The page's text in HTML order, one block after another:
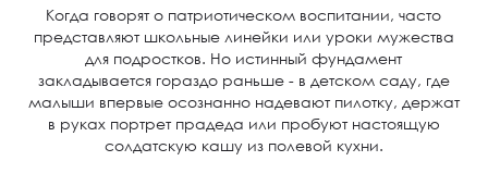
Когда говорят о патриотическом воспитании, часто
представляют школьные линейки или уроки мужества
для подростков. Но истинный фундамент
закладывается гораздо раньше - в детском саду, где
малыши впервые осознанно надевают пилотку, держат
в руках портрет прадеда или пробуют настоящую
солдатскую кашу из полевой кухни.